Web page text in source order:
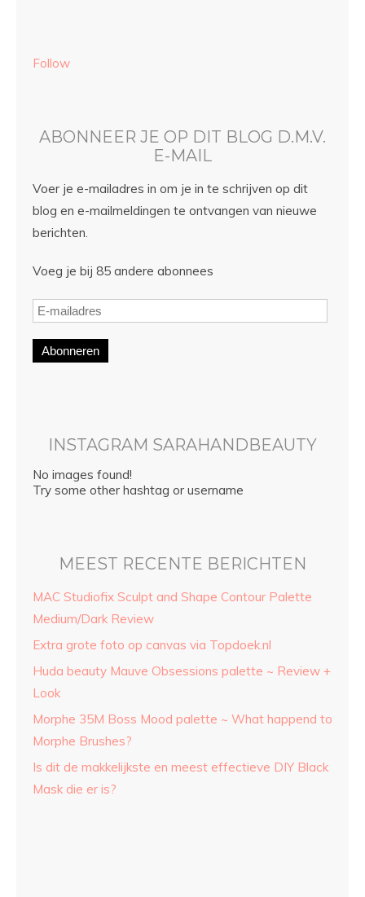
Follow
ABONNEER JE OP DIT BLOG D.M.V.
E-MAIL
Voer je e-mailadres in om je in te schrijven op dit
blog en e-mailmeldingen te ontvangen van nieuwe
berichten.
Voeg je bij 85 andere abonnees
Abonneren
INSTAGRAM SARAHANDBEAUTY
No images found!
Try some other hashtag or username
MEEST RECENTE BERICHTEN
MAC Studiofix Sculpt and Shape Contour Palette
Medium/Dark Review
Extra grote foto op canvas via Topdoek.nl
Huda beauty Mauve Obsessions palette ~ Review +
Look
Morphe 35M Boss Mood palette ~ What happend to
Morphe Brushes?
Is dit de makkelijkste en meest effectieve DIY Black
Mask die er is?